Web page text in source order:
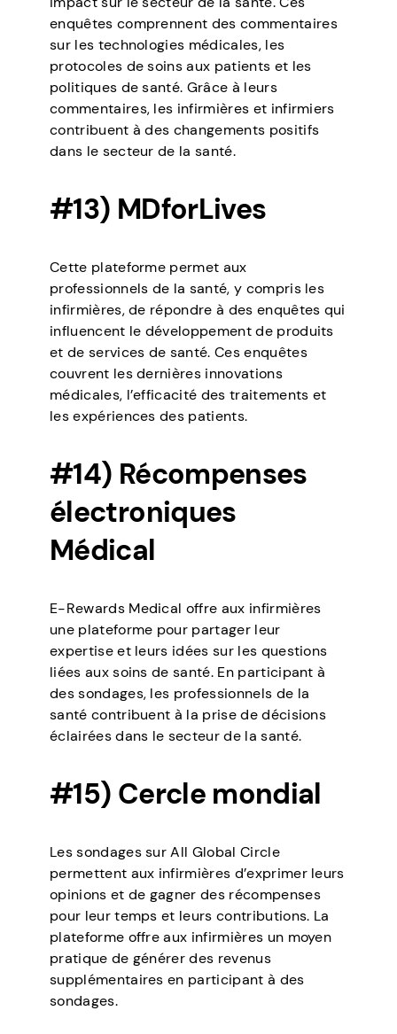
enquêtes comprennent des commentaires
sur les technologies médicales, les
protocoles de soins aux patients et les
politiques de santé. Grâce à leurs
commentaires, les infirmières et infirmiers
contribuent à des changements positifs
dans le secteur de la santé.
#13) MDforLives
Cette plateforme permet aux
professionnels de la santé, y compris les
infirmières, de répondre à des enquêtes qui
influencent le développement de produits
et de services de santé. Ces enquêtes
couvrent les dernières innovations
médicales, l’efficacité des traitements et
les expériences des patients.
#14) Récompenses
électroniques
Médical
E-Rewards Medical offre aux infirmières
une plateforme pour partager leur
expertise et leurs idées sur les questions
liées aux soins de santé. En participant à
des sondages, les professionnels de la
santé contribuent à la prise de décisions
éclairées dans le secteur de la santé.
#15) Cercle mondial
Les sondages sur All Global Circle
permettent aux infirmières d’exprimer leurs
opinions et de gagner des récompenses
pour leur temps et leurs contributions. La
plateforme offre aux infirmières un moyen
pratique de générer des revenus
supplémentaires en participant à des
sondages.